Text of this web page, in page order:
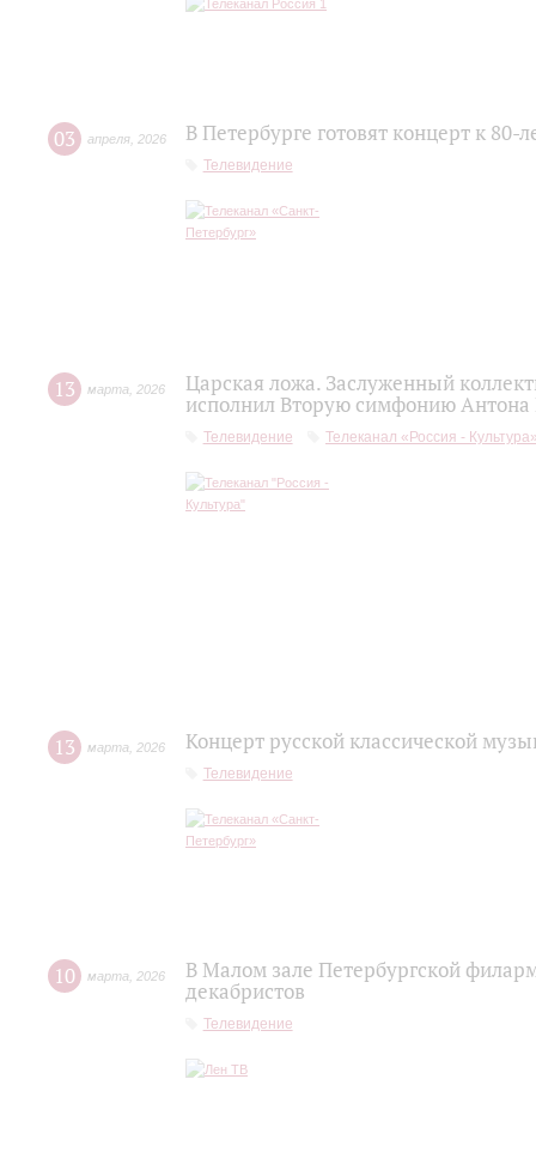
03 апреля 2026 В Петербурге готовят концерт к
Телевидение
13 марта 2026
Царская ложа. Заслуженный
исполнил Вторую симфонию Антона
Телевидение Телеканал «Россия -
13 марта 2026 Концерт русской классической
Телевидение
10 марта 2026
В Малом зале Петербургской
декабристов
Телевидение